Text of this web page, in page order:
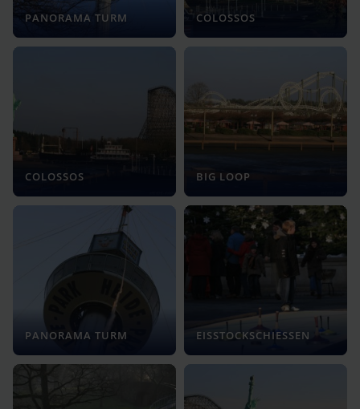
PANORAMA TURM COLOSSOS
COLOSSOS BIG LOOP
PANORAMA TURM EISSTOCKSCHIESSEN